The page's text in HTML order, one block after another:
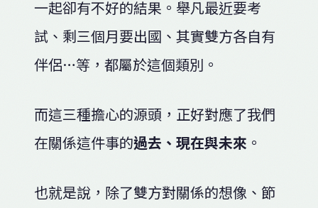
一起卻有不好的結果。舉凡最近要考
試、剩三個月要出國、其實雙方各自有
伴侶…等，都屬於這個類別。
而這三種擔心的源頭，正好對應了我們
在關係這件事的過去、現在與未來 。
也就是說，除了雙方對關係的想像、節